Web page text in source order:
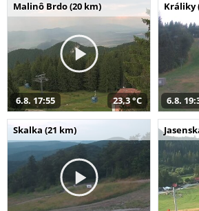
Malinô Brdo (20 km)
6.8. 17:55 23,3 °C
Králiky
6.8.
Skalka (21 km)